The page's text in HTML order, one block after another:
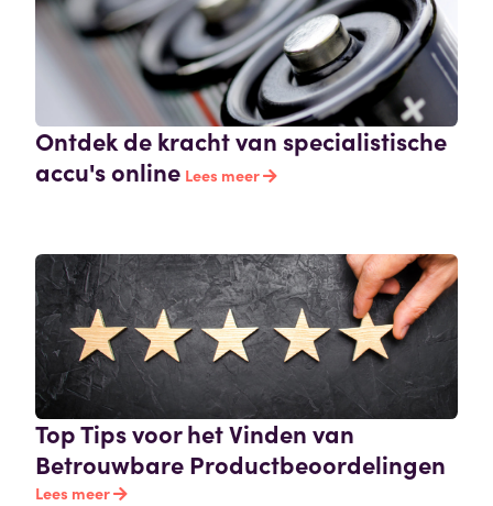
Ontdek de kracht van specialistische
accu's online Lees meer
Top Tips voor het Vinden van
Betrouwbare Productbeoordelingen
Lees meer